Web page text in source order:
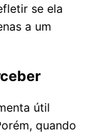
se ela
a um
útil
quando